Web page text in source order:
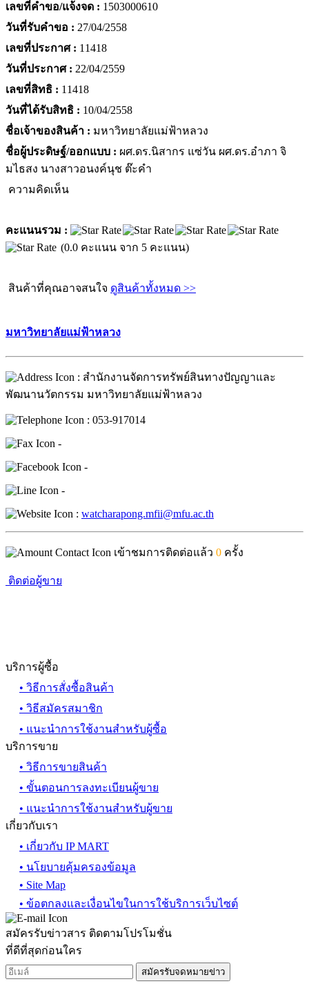
เลขที่คำขอ/แจ้งจด : 1503000610
วันที่รับคำขอ : 27/04/2558
เลขที่ประกาศ : 11418
วันที่ประกาศ : 22/04/2559
เลขที่สิทธิ : 11418
วันที่ได้รับสิทธิ : 10/04/2558
ชื่อเจ้าของสินค้า : มหาวิทยาลัยแม่ฟ้าหลวง
ชื่อผู้ประดิษฐ์/ออกแบบ : ผศ.ดร.นิสากร แซ่วัน ผศ.ดร.อำภา จิ
มไธสง นางสาวอนงค์นุช ต๊ะคำ
ความคิดเห็น
คะแนนรวม :
(0.0 คะแนน จาก 5 คะแนน)
สินค้าที่คุณอาจสนใจ ดูสินค้าทั้งหมด >>
มหาวิทยาลัยแม่ฟ้าหลวง
: สำนักงานจัดการทรัพย์สินทางปัญญาและ
พัฒนานวัตกรรม มหาวิทยาลัยแม่ฟ้าหลวง
: 053-917014
-
-
-
: watcharapong.mfii@mfu.ac.th
เข้าชมการติดต่อแล้ว 0 ครั้ง
ติดต่อผู้ขาย
บริการผู้ซื้อ
• วิธีการสั่งซื้อสินค้า
• วิธีสมัครสมาชิก
• แนะนำการใช้งานสำหรับผู้ซื้อ
บริการขาย
• วิธีการขายสินค้า
• ขั้นตอนการลงทะเบียนผู้ขาย
• แนะนำการใช้งานสำหรับผู้ขาย
เกี่ยวกับเรา
• เกี่ยวกับ IP MART
• นโยบายคุ้มครองข้อมูล
• Site Map
• ข้อตกลงและเงื่อนไขในการใช้บริการเว็บไซต์
สมัครรับข่าวสาร ติดตามโปรโมชั่น
ที่ดีที่สุดก่อนใคร
สมัครรับจดหมายข่าว